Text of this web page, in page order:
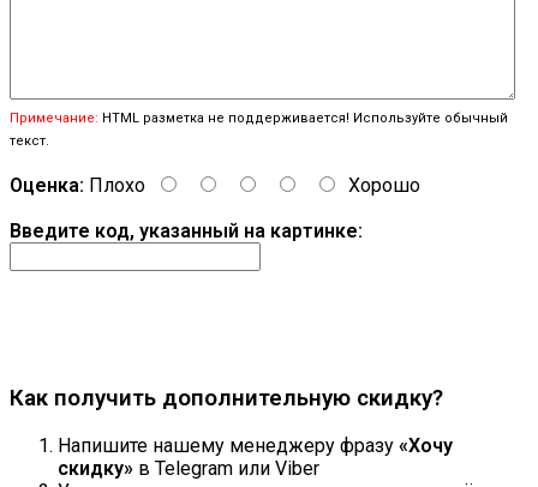
Примечание: HTML разметка не поддерживается! Используйте обычный
текст.
Оценка: Плохо
Хорошо
Введите код, указанный на картинке:
Как получить дополнительную скидку?
Напишите нашему менеджеру фразу «Хочу
скидку» в Telegram или Viber